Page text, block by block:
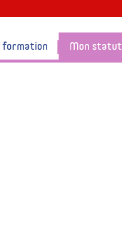
formation Mon statut